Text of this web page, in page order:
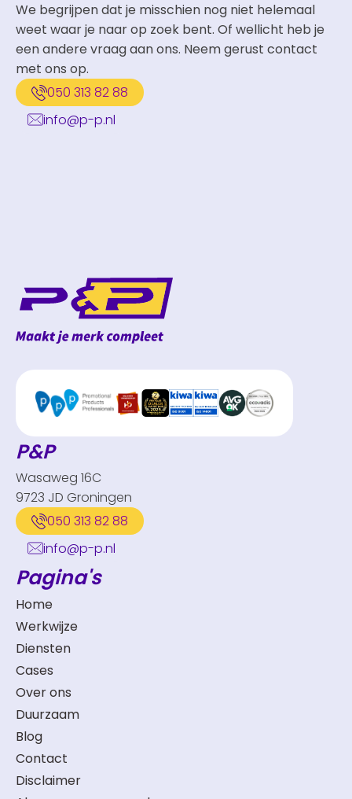
We begrijpen dat je misschien nog niet helemaal
weet waar je naar op zoek bent. Of wellicht heb je
een andere vraag aan ons. Neem gerust contact
met ons op.
050 313 82 88
info@p-p.nl
P&P
Wasaweg 16C
9723 JD Groningen
050 313 82 88
info@p-p.nl
Pagina's
Home
Werkwijze
Diensten
Cases
Over ons
Duurzaam
Blog
Contact
Disclaimer